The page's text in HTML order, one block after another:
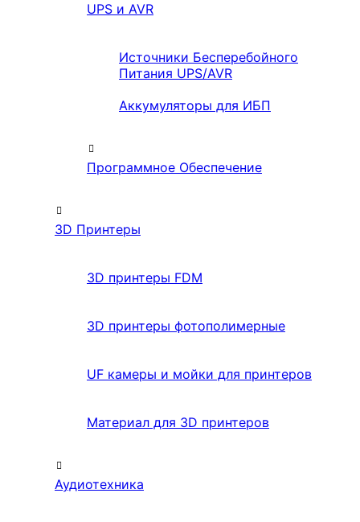
UPS и AVR
Источники Бесперебойного
Питания UPS/AVR
Аккумуляторы для ИБП
Программное Обеспечение
3D Принтеры
3D принтеры FDM
3D принтеры фотополимерные
UF камеры и мойки для принтеров
Материал для 3D принтеров
Аудиотехника